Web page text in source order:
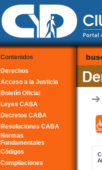
Contenidos
Derechos
Acceso a la Justicia
Boletín Oficial
Leyes CABA
Decretos CABA
Resoluciones CABA
Normas
Fundamentales
Códigos
Compilaciones